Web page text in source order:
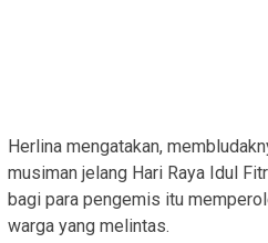
Herlina mengatakan,
musiman jelang Hari Raya Idul
bagi para pengemis itu
warga yang melintas.